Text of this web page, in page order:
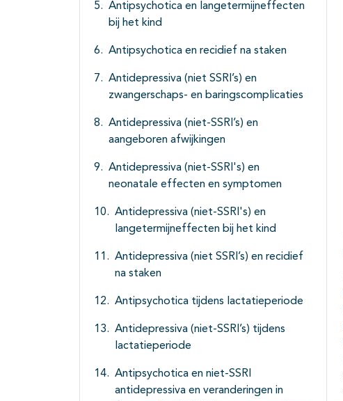
Antipsychotica en langetermijneffecten
bij het kind
Antipsychotica en recidief na staken
Antidepressiva (niet SSRI’s) en
zwangerschaps- en baringscomplicaties
Antidepressiva (niet-SSRI’s) en
aangeboren afwijkingen
Antidepressiva (niet-SSRI's) en
neonatale effecten en symptomen
Antidepressiva (niet-SSRI's) en
langetermijneffecten bij het kind
Antidepressiva (niet SSRI’s) en recidief
na staken
Antipsychotica tijdens lactatieperiode
Antidepressiva (niet-SSRI’s) tijdens
lactatieperiode
Antipsychotica en niet-SSRI
antidepressiva en veranderingen in